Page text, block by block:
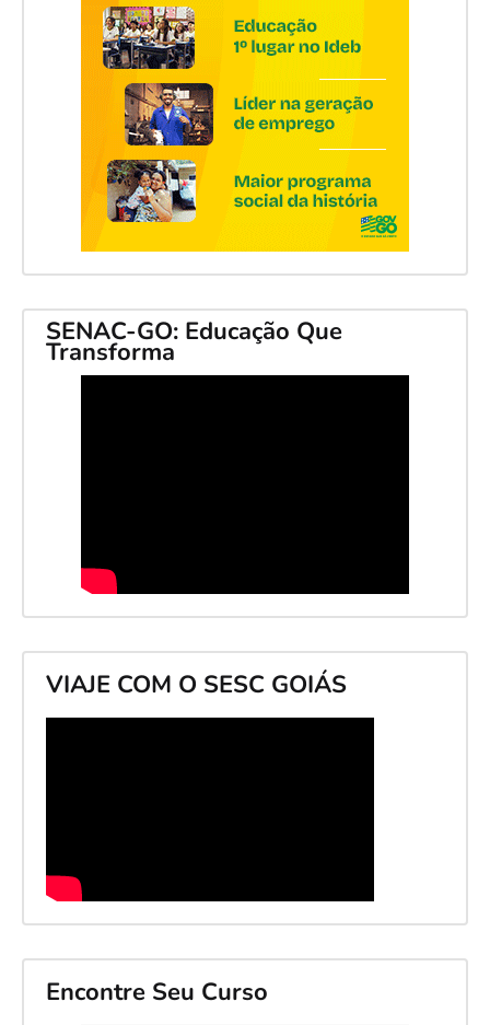
SENAC-GO: Educação Que
Transforma
VIAJE COM O SESC GOIÁS
Encontre Seu Curso